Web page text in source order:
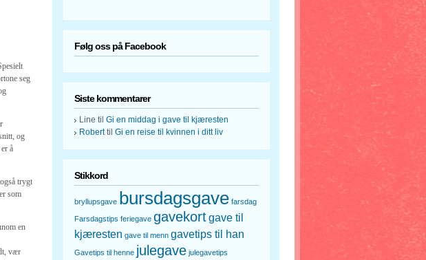
seg
og
å
trygt
som
en
vær
Følg oss på Facebook
Siste kommentarer
Line til Gi en middag i gave til kjæresten
Roberttil Gi en reise til kvinnen i ditt liv
Stikkord
bryllupsgave bursdagsgave farsdag
Farsdagstips feriegave gavekortgave til
kjæresten gave til menn gavetips til han
Gavetips til henne julegave julegavetips